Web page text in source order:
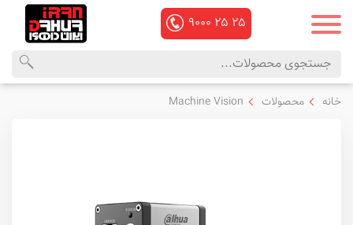
۹۰۰۰ ۲۵ ۲۵
محصولات
منوی
خانه محصولات Machine Vision